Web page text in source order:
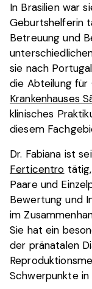
In Brasilien war
Geburtshelferin
Betreuung und
sie nach
die Abteilung für
Krankenhauses
klinisches
diesem
Dr. Fabiana ist
Ferticentro
Paare und
Bewertung und
im
Sie hat ein
der pränatalen
Schwerpunkte in